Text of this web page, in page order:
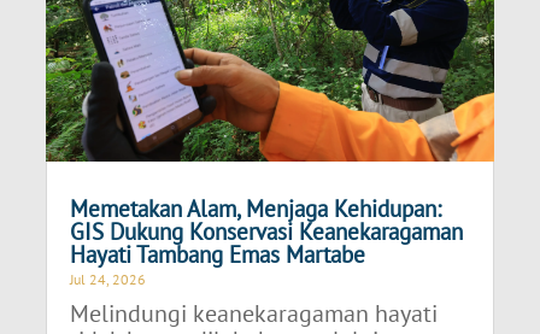
Memetakan Alam, Menjaga Kehidupan:
GIS Dukung Konservasi Keanekaragaman
Hayati Tambang Emas Martabe
Jul 24, 2026
Melindungi keanekaragaman hayati